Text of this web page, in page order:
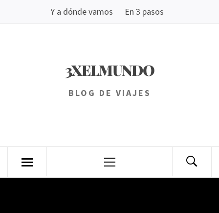
Y a dónde vamos En 3 pasos
3XELMUNDO
BLOG DE VIAJES
principal